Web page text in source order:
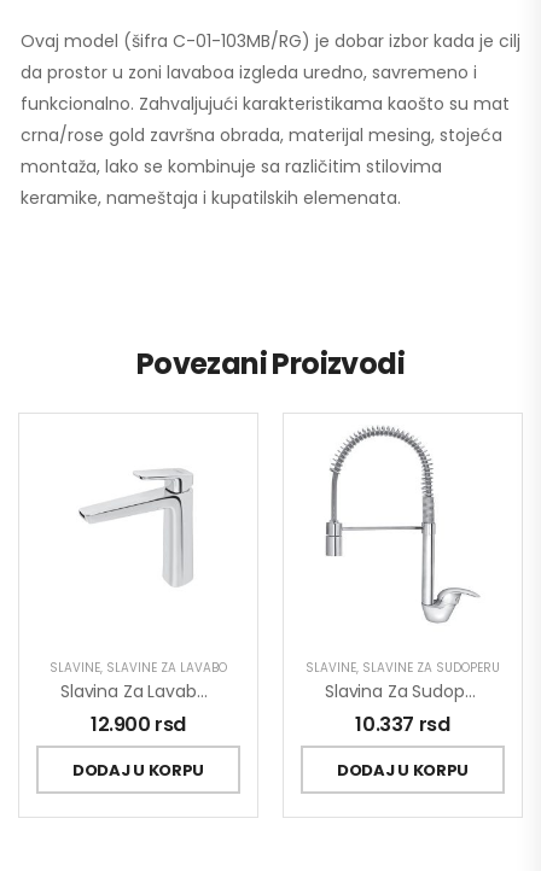
Ovaj model (šifra C-01-103MB/RG) je dobar izbor kada je cilj
da prostor u zoni lavaboa izgleda uredno, savremeno i
funkcionalno. Zahvaljujući karakteristikama kaošto su mat
crna/rose gold završna obrada, materijal mesing, stojeća
montaža, lako se kombinuje sa različitim stilovima
keramike, nameštaja i kupatilskih elemenata.
Povezani Proizvodi
SLAVINE, SLAVINE ZA LAVABO
Slavina Za Lavabo Visoka Stolz 130109
12.900 rsd
DODAJ U KORPU
SLAVINE, SLAVINE ZA SUDOPERU
Slavina Za Sudoperu Poluprofesionalna King J388003
10.337 rsd
DODAJ U KORPU